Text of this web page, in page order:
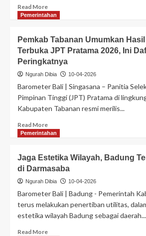
Read More
Pemerintahan
Pemkab Tabanan Umumkan
Terbuka JPT Pratama 2026, Ini
Peringkatnya
Ngurah Dibia 10-04-2026
Barometer Bali | Singasana – Panitia
Pimpinan Tinggi (JPT) Pratama di
Kabupaten Tabanan resmi merilis...
Read More
Pemerintahan
Jaga Estetika Wilayah, Badung
di Darmasaba
Ngurah Dibia 10-04-2026
Barometer Bali | Badung - Pemerintah
terus melakukan penertiban utilitas,
estetika wilayah Badung sebagai daerah...
Read More